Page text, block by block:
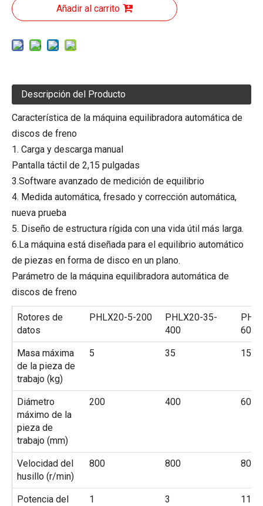
Añadir al carrito
Descripción del Producto
Característica de la máquina equilibradora automática de
discos de freno
1. Carga y descarga manual
Pantalla táctil de 2,15 pulgadas
3.Software avanzado de medición de equilibrio
4. Medida automática, fresado y corrección automática,
nueva prueba
5. Diseño de estructura rígida con una vida útil más larga.
6.La máquina está diseñada para el equilibrio automático
de piezas en forma de disco en un plano.
Parámetro de la máquina equilibradora automática de
discos de freno
Rotores de
datos
PHLX20-5-200
PHLX20-35-
400
600
Masa máxima
de la pieza de
trabajo (kg)
5 35 150
Diámetro
máximo de la
pieza de
trabajo (mm)
200 400 600-
Velocidad del
husillo (r/min)
800 800 800
Potencia del
1 3 11-